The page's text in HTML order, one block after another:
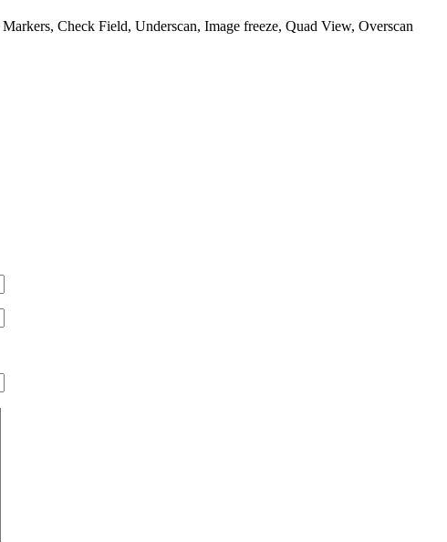
Check Field, Underscan, Image freeze, Quad View, Overscan